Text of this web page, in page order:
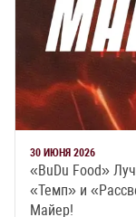
30 ИЮНЯ 2026
«BuDu Food»
«Темп» и
Майер!